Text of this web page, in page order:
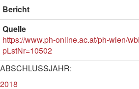
Bericht
Quelle
https://www.ph-online.ac.at/ph-wien/
pLstNr=10502
ABSCHLUSSJAHR:
2018